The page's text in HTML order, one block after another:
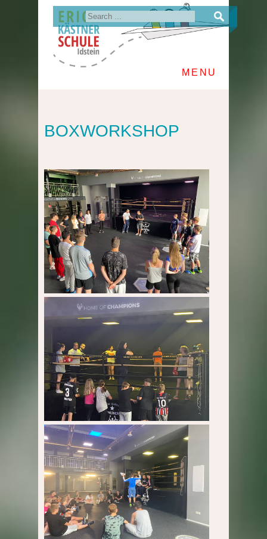
MENU
BOXWORKSHOP